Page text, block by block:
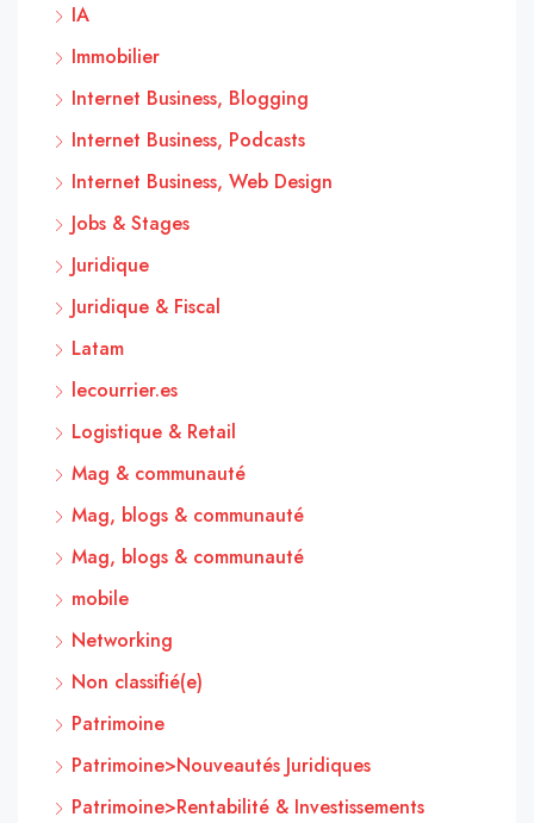
IA
Immobilier
Internet Business, Blogging
Internet Business, Podcasts
Internet Business, Web Design
Jobs & Stages
Juridique
Juridique & Fiscal
Latam
lecourrier.es
Logistique & Retail
Mag & communauté
Mag, blogs & communauté
Mag, blogs & communauté
mobile
Networking
Non classifié(e)
Patrimoine
Patrimoine>Nouveautés Juridiques
Patrimoine>Rentabilité & Investissements